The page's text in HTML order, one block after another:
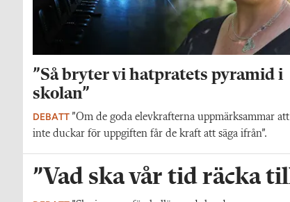
”Så bryter vi hatpratets pyramid i
skolan”
DEBATT ”Om de goda elevkrafterna uppmärksammar
inte duckar för uppgiften får de kraft att säga ifrån”.
”Vad ska vår tid räcka